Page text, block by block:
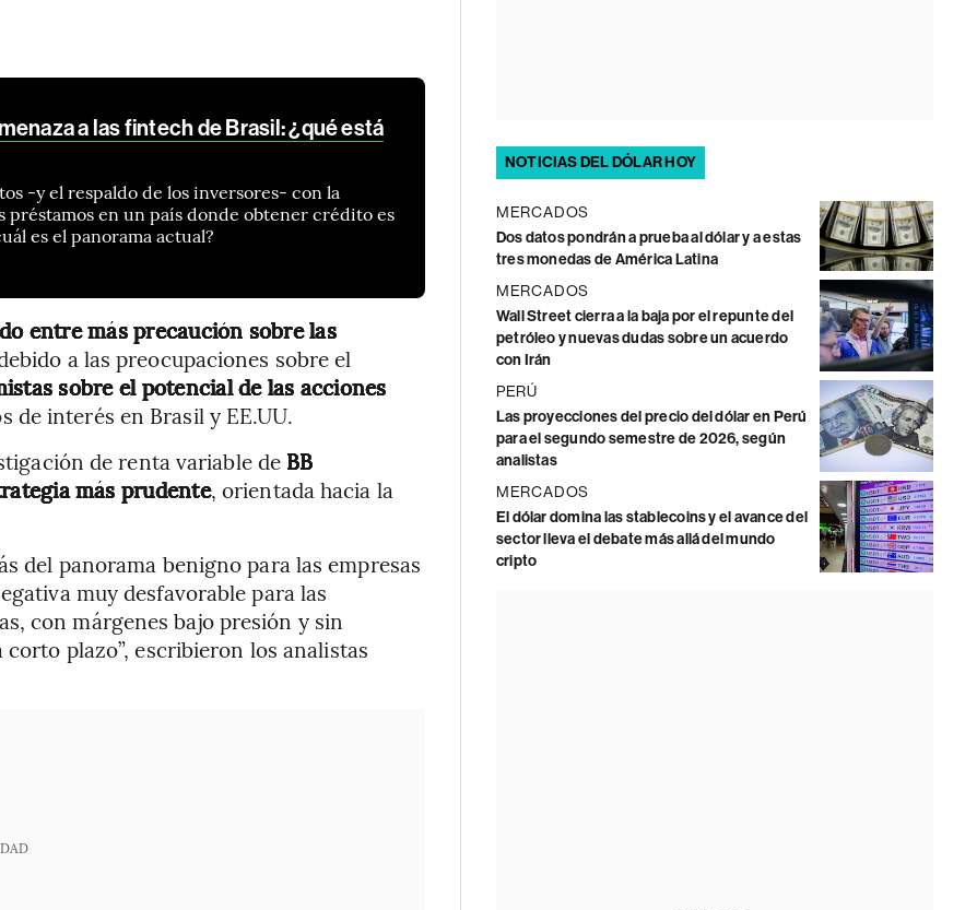
a las fintech de Brasil: ¿qué está
-y el respaldo de los inversores- con la
préstamos en un país donde obtener crédito es
es el panorama actual?
entre más precaución sobre las
a las preocupaciones sobre el
sobre el potencial de las acciones
de interés en Brasil y EE.UU.
de renta variable de BB
más prudente, orientada hacia la
del panorama benigno para las empresas
muy desfavorable para las
con márgenes bajo presión y sin
plazo”, escribieron los analistas
NOTICIAS DEL DÓLAR HOY
MERCADOS
Dos datos pondrán a prueba al dólar y a estas
tres monedas de América Latina
MERCADOS
Wall Street cierra a la baja por el repunte del
petróleo y nuevas dudas sobre un acuerdo
con Irán
PERÚ
Las proyecciones del precio del dólar en Perú
para el segundo semestre de 2026, según
analistas
MERCADOS
El dólar domina las stablecoins y el avance del
sector lleva el debate más allá del mundo
cripto